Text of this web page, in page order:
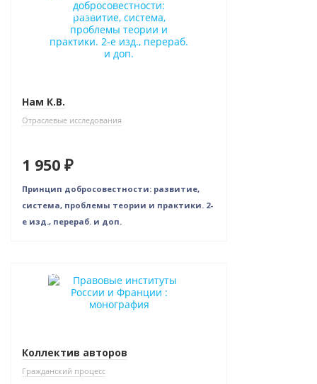
Новое издание
Нам К.В.
Отраслевые исследования
1 950 ₽
Принцип добросовестности: развитие,
система, проблемы теории и практики. 2-
е изд., перераб. и доп.
Новинка
Коллектив авторов
Гражданский процесс